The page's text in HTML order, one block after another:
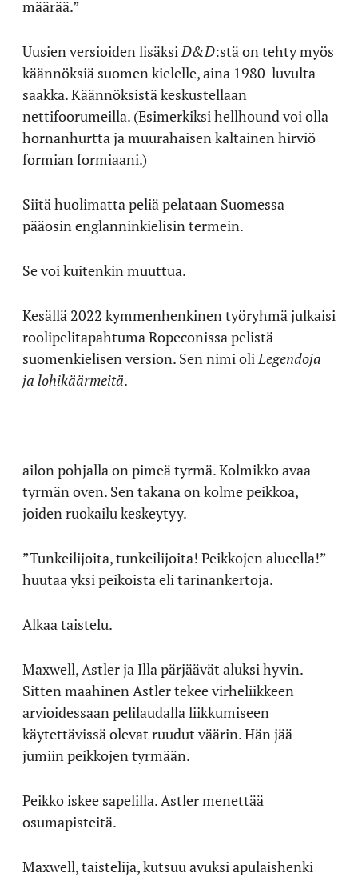
määrää.”
Uusien versioiden lisäksiD&D:stä on tehty myös
käännöksiä suomen kielelle, aina 1980-luvulta
saakka. Käännöksistä keskustellaan
nettifoorumeilla. (Esimerkiksi hellhound voi olla
hornanhurtta ja muurahaisen kaltainen hirviö
formian formiaani.)
Siitä huolimatta peliä pelataan Suomessa
pääosin englanninkielisin termein.
Se voi kuitenkin muuttua.
Kesällä 2022 kymmenhenkinen työryhmä julkaisi
roolipelitapahtuma Ropeconissa pelistä
suomenkielisen version. Sen nimi oliLegendoja
ja lohikäärmeitä.
ailon pohjalla on pimeä tyrmä. Kolmikko avaa
tyrmän oven. Sen takana on kolme peikkoa,
joiden ruokailu keskeytyy.
”Tunkeilijoita, tunkeilijoita! Peikkojen alueella!”
huutaa yksi peikoista eli tarinankertoja.
Alkaa taistelu.
Maxwell, Astler ja Illa pärjäävät aluksi hyvin.
Sitten maahinen Astler tekee virheliikkeen
arvioidessaan pelilaudalla liikkumiseen
käytettävissä olevat ruudut väärin. Hän jää
jumiin peikkojen tyrmään.
Peikko iskee sapelilla. Astler menettää
osumapisteitä.
Maxwell, taistelija, kutsuu avuksi apulaishenki